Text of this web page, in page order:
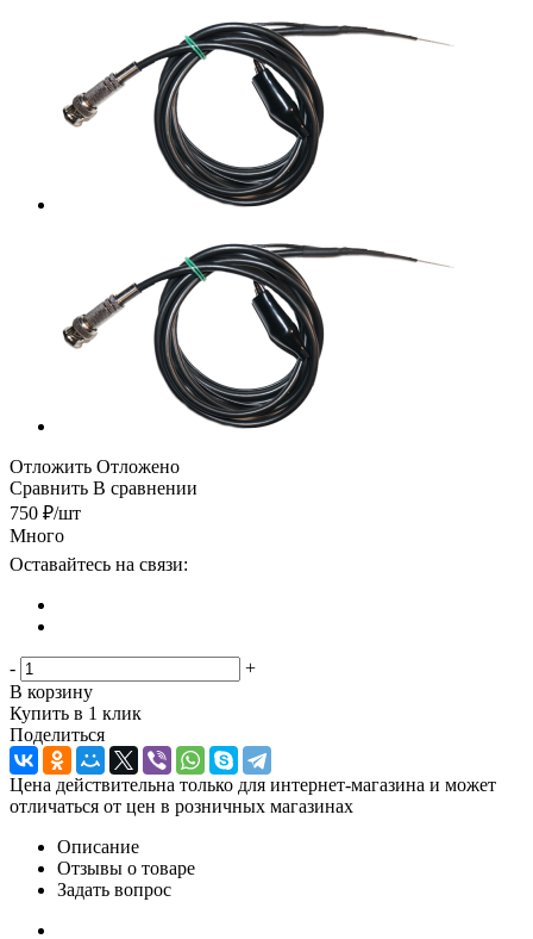
Отложить Отложено
Сравнить В сравнении
750 ₽/шт
Много
Оставайтесь на связи:
-
+
В корзину
Купить в 1 клик
Поделиться
Цена действительна только для интернет-магазина и может
отличаться от цен в розничных магазинах
Описание
Отзывы о товаре
Задать вопрос